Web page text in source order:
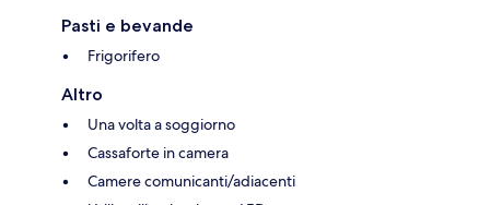
Pasti e bevande
Frigorifero
Altro
Una volta a soggiorno
Cassaforte in camera
Camere comunicanti/adiacenti